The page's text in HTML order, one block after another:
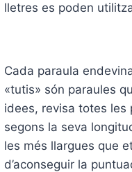
lletres es poden
Cada paraula
«tutis» són paraules
idees, revisa totes les
segons la seva
les més llargues que
d’aconseguir la